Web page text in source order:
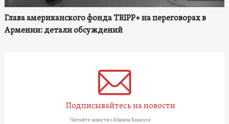
Глава американского фонда TRIPP+ на переговорах в
Армении: детали обсуждений
Подписывайтесь на новости
Читайте новости о Южном Кавказе